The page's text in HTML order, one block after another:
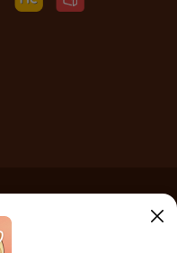
ๆ ทั้งสิ้น ดังนั้นผู้อ่านทุกท่านโปรดใช้
ามใดๆ ที่ขัดต่อกฎหมายและศีลธรรม